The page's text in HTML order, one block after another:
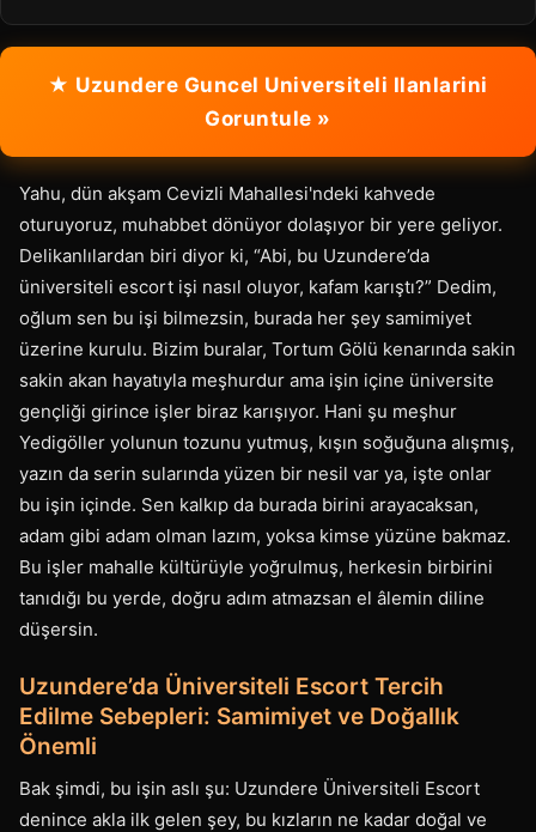
★ Uzundere Guncel Universiteli Ilanlarini
Goruntule »
Yahu, dün akşam Cevizli Mahallesi'ndeki kahvede
oturuyoruz, muhabbet dönüyor dolaşıyor bir yere geliyor.
Delikanlılardan biri diyor ki, “Abi, bu Uzundere’da
üniversiteli escort işi nasıl oluyor, kafam karıştı?” Dedim,
oğlum sen bu işi bilmezsin, burada her şey samimiyet
üzerine kurulu. Bizim buralar, Tortum Gölü kenarında sakin
sakin akan hayatıyla meşhurdur ama işin içine üniversite
gençliği girince işler biraz karışıyor. Hani şu meşhur
Yedigöller yolunun tozunu yutmuş, kışın soğuğuna alışmış,
yazın da serin sularında yüzen bir nesil var ya, işte onlar
bu işin içinde. Sen kalkıp da burada birini arayacaksan,
adam gibi adam olman lazım, yoksa kimse yüzüne bakmaz.
Bu işler mahalle kültürüyle yoğrulmuş, herkesin birbirini
tanıdığı bu yerde, doğru adım atmazsan el âlemin diline
düşersin.
Uzundere’da Üniversiteli Escort Tercih
Edilme Sebepleri: Samimiyet ve Doğallık
Önemli
Bak şimdi, bu işin aslı şu: Uzundere Üniversiteli Escort
denince akla ilk gelen şey, bu kızların ne kadar doğal ve